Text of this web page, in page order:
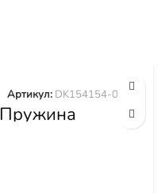
Пружина
DK154154-0701
Артикул: DK154154-0701